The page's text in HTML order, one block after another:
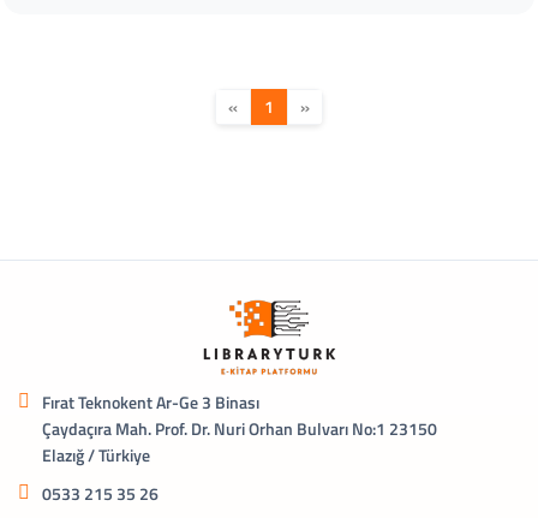
« 1 »
Fırat Teknokent Ar-Ge 3 Binası
Çaydaçıra Mah. Prof. Dr. Nuri Orhan Bulvarı No:1 23150
Elazığ / Türkiye
0533 215 35 26